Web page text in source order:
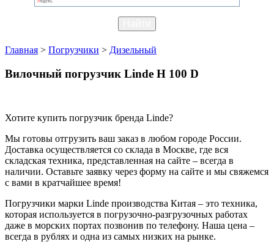
Главная > Погрузчики > Дизельный
Вилочный погрузчик Linde H 100 D
Хотите купить погрузчик бренда Linde?
Мы готовы отгрузить ваш заказ в любом городе России.
Доставка осуществляется со склада в Москве, где вся
складская техника, представленная на сайте – всегда в
наличии. Оставьте заявку через форму на сайте и мы свяжемся
с вами в кратчайшее время!
Погрузчики марки Linde производства Китая – это техника,
которая используется в погрузочно-разгрузочных работах
даже в морских портах позвонив по телефону. Наша цена –
всегда в рублях и одна из самых низких на рынке.